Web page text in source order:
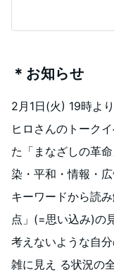
＊お知らせ
2月1日(火) 19時よ
ヒロさんのトーク
た「まなざしの革
染・平和・情報・
キーワードから読
点」(=思い込み)の
考えないような自
雑に見え る状況の